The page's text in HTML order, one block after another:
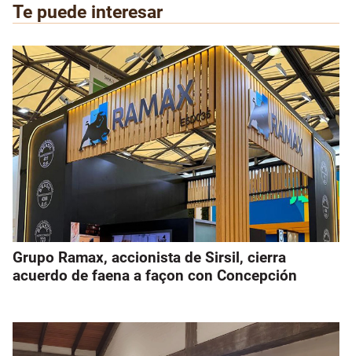
Te puede interesar
Grupo Ramax, accionista de Sirsil, cierra
acuerdo de faena a façon con Concepción